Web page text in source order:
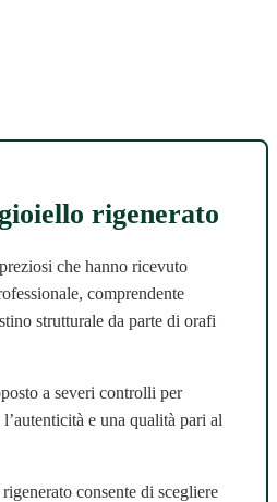
rigenerato
che hanno ricevuto
comprendente
strutturale da parte di orafi
a severi controlli per
e una qualità pari al
consente di scegliere